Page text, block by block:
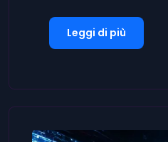
Leggi di più